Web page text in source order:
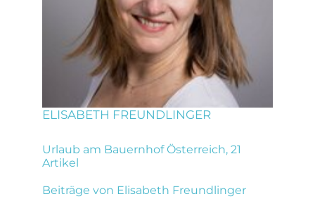
ELISABETH FREUNDLINGER
Urlaub am Bauernhof Österreich, 21
Artikel
Beiträge von Elisabeth Freundlinger